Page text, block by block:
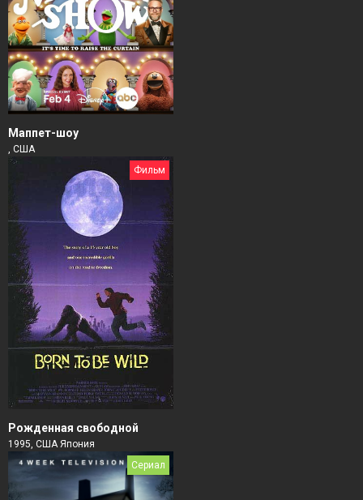
Маппет-шоу
, США
Фильм
Рожденная свободной
1995, США Япония
Сериал